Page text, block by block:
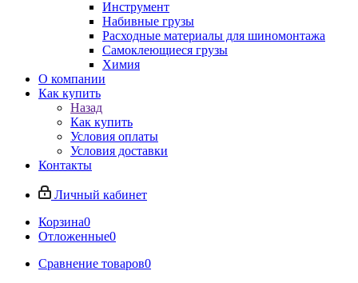
Инструмент
Набивные грузы
Расходные материалы для шиномонтажа
Самоклеющиеся грузы
Химия
О компании
Как купить
Назад
Как купить
Условия оплаты
Условия доставки
Контакты
Личный кабинет
Корзина0
Отложенные0
Сравнение товаров0